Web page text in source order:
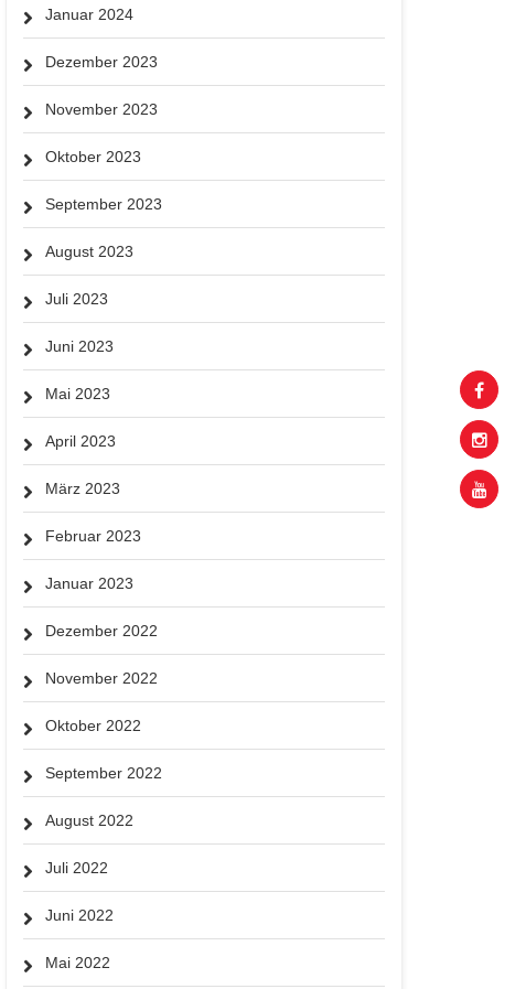
Januar 2024
Dezember 2023
November 2023
Oktober 2023
September 2023
August 2023
Juli 2023
Juni 2023
Mai 2023
April 2023
März 2023
Februar 2023
Januar 2023
Dezember 2022
November 2022
Oktober 2022
September 2022
August 2022
Juli 2022
Juni 2022
Mai 2022